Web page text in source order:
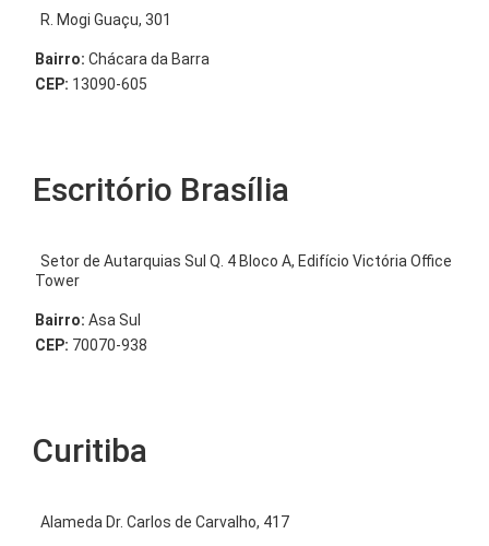
R. Mogi Guaçu, 301
Bairro: Chácara da Barra
CEP: 13090-605
Escritório Brasília
Setor de Autarquias Sul Q. 4 Bloco A, Edifício Victória Office
Tower
Bairro: Asa Sul
CEP: 70070-938
Curitiba
Alameda Dr. Carlos de Carvalho, 417